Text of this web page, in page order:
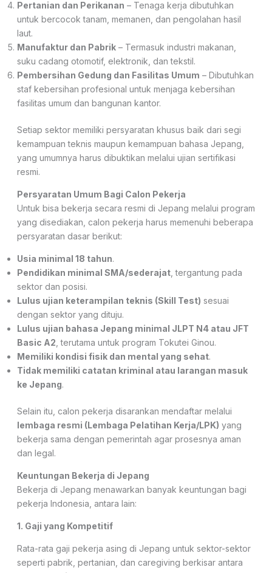
Pertanian dan Perikanan – Tenaga kerja dibutuhkan
untuk bercocok tanam, memanen, dan pengolahan hasil
laut.
Manufaktur dan Pabrik– Termasuk industri makanan,
suku cadang otomotif, elektronik, dan tekstil.
Pembersihan Gedung dan Fasilitas Umum – Dibutuhkan
staf kebersihan profesional untuk menjaga kebersihan
fasilitas umum dan bangunan kantor.
Setiap sektor memiliki persyaratan khusus baik dari segi
kemampuan teknis maupun kemampuan bahasa Jepang,
yang umumnya harus dibuktikan melalui ujian sertifikasi
resmi.
Persyaratan Umum Bagi Calon Pekerja
Untuk bisa bekerja secara resmi di Jepang melalui program
yang disediakan, calon pekerja harus memenuhi beberapa
persyaratan dasar berikut:
Usia minimal 18 tahun.
Pendidikan minimal SMA/sederajat, tergantung pada
sektor dan posisi.
Lulus ujian keterampilan teknis (Skill Test) sesuai
dengan sektor yang dituju.
Lulus ujian bahasa Jepang minimal JLPT N4 atau JFT
Basic A2 , terutama untuk program Tokutei Ginou.
Memiliki kondisi fisik dan mental yang sehat.
Tidak memiliki catatan kriminal atau larangan masuk
ke Jepang.
Selain itu, calon pekerja disarankan mendaftar melalui
lembaga resmi (Lembaga Pelatihan Kerja/LPK) yang
bekerja sama dengan pemerintah agar prosesnya aman
dan legal.
Keuntungan Bekerja di Jepang
Bekerja di Jepang menawarkan banyak keuntungan bagi
pekerja Indonesia, antara lain:
1. Gaji yang Kompetitif
Rata-rata gaji pekerja asing di Jepang untuk sektor-sektor
seperti pabrik, pertanian, dan caregiving berkisar antara